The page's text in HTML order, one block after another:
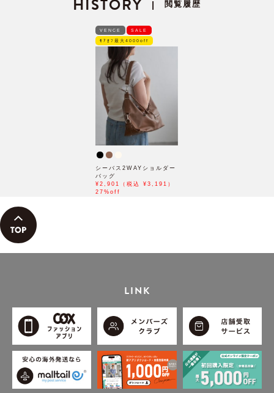
HISTORY | 閲覧履歴
VENCE SALE
ﾓｱｵﾌ最大4000off
シーバス2WAYショルダー
バッグ
¥2,901（税込 ¥3,191）
27%off
LINK